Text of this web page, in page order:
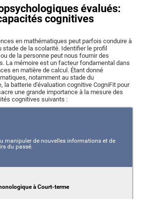
évalués:
cognitives
en mathématiques peut parfois conduire à
stade de la scolarité. Identifier le profil
de la personne peut nous fournir des
La mémoire est un facteur fondamental dans
en matière de calcul. Étant donné
notamment au stade du
la batterie d'évaluation cognitive CogniFit pour
une grande importance à la mesure des
cognitives suivants :
manipuler de nouvelles informations et de
du passé.
à Court-terme